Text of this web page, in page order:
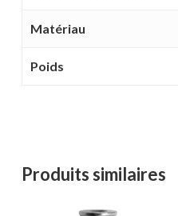
Matériau
Poids
Produits similaires